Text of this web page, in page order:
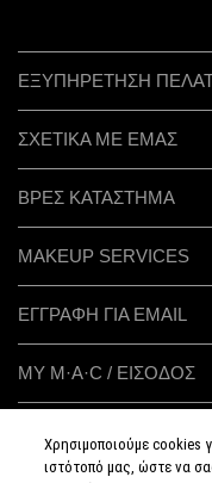
ΕΞΥΠΗΡΕΤΗΣΗ
ΣΧΕΤΙΚΑ ΜΕ ΕΜΑΣ
ΒΡΕΣ ΚΑΤΑΣΤΗΜΑ
MAKEUP SERVICES
ΕΓΓΡΑΦΗ ΓΙΑ EMAIL
ΜΥ M·A·C / ΕΙΣΟΔΟΣ
Χρησιμοποιούμε cookies
ιστότοπό μας, ώστε να